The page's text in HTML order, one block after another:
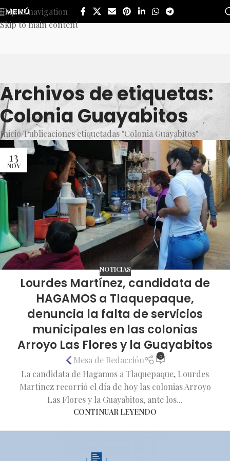
Skip to navigation
Skip to main content
MENÚ
Archivos de etiquetas:
Colonia Guayabitos
Inicio Publicaciones etiquetadas "Colonia Guayabitos"
13
NOV
NOTICIAS
Lourdes Martínez, candidata de
HAGAMOS a Tlaquepaque,
denuncia la falta de servicios
municipales en las colonias
Arroyo Las Flores y la Guayabitos
Mesa de Redacción 0
La candidata de Hagamos a Tlaquepaque, Lourdes
Martínez recorrió el día de hoy las colonias Arroyo
Las Flores y la Guayabitos, ante los...
CONTINUAR LEYENDO